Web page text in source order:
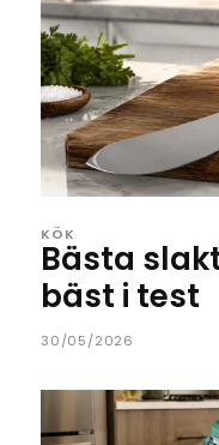
KÖK
Bästa
bäst i test
30/05/2026